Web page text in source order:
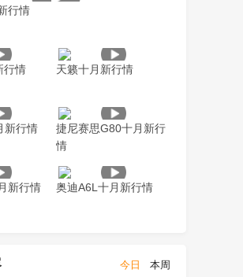
行情
行情 天籁十月新行情
新行情
捷尼赛思G80十月新行
情
新行情 奥迪A6L十月新行情
今日 本周